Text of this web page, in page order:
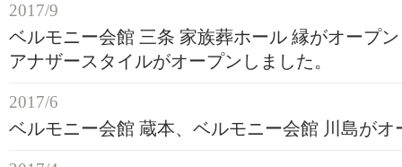
2017/9
ベルモニー会館 三条 家族葬ホール 縁がオープ
アナザースタイルがオープンしました。
2017/6
ベルモニー会館 蔵本、ベルモニー会館 川島がオ